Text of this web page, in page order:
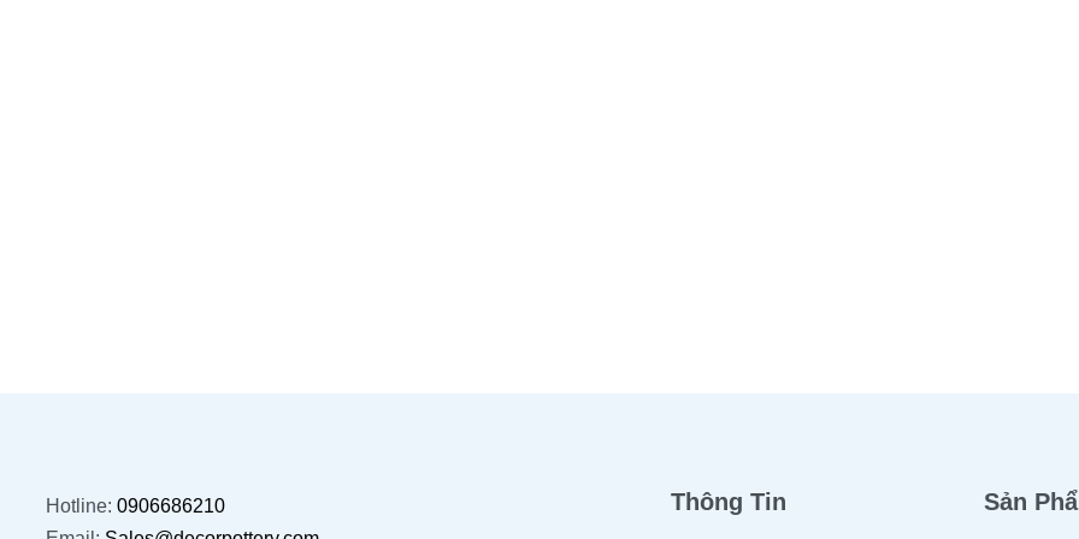
Hotline: 0906686210
Thông Tin Sản